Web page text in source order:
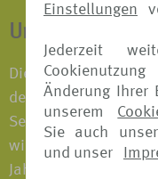
Einstellungen
Jederzeit
Änderung Ihrer
unserem
Sie auch
und unser
Union
Die URV wurde
der öffentlichen
Seit der Gründung
wichtigen
Jahrespolice an